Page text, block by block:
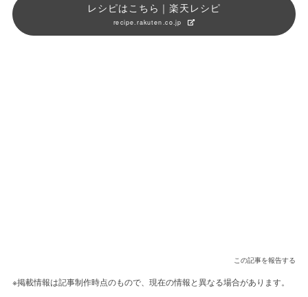
レシピはこちら｜楽天レシピ
recipe.rakuten.co.jp
この記事を報告する
※掲載情報は記事制作時点のもので、現在の情報と異なる場合があります。